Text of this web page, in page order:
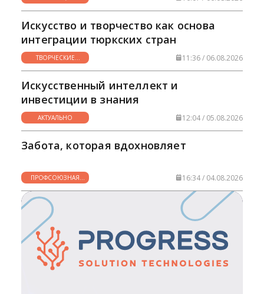
НУЖНО
Искусство и творчество как основа
интеграции тюркских стран
ТВОРЧЕСКИЕ
ГОРИЗОНТЫ
11:36 / 06.08.2026
Искусственный интеллект и
инвестиции в знания
АКТУАЛЬНО 12:04 / 05.08.2026
Забота, которая вдохновляет
ПРОФСОЮЗНАЯ
ЖИЗНЬ
16:34 / 04.08.2026